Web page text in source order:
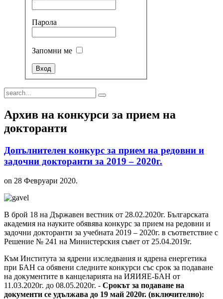
Парола
Запомни ме
Архив на конкурси за прием на
докторанти
Допълнителен конкурс за прием на редовни и
задочни докторанти за 2019 – 2020г.
on 28 Февруари 2020.
В брой 18 на Държавен вестник от 28.02.2020г. Българската
академия на науките обявява конкурс за прием на редовни и
задочни докторанти за учебната 2019 – 2020г. в съответствие с
Решение № 241 на Министерския съвет от 25.04.2019г.
Към Института за ядрени изследвания и ядрена енергетика
при БАН са обявени следните конкурси със срок за подаване
на документите в канцеларията на ИЯИЯЕ-БАН от
11.03.2020г. до 08.05.2020г. - Срокът за подаване на
документи се удължава до 19 май 2020г. (включително):